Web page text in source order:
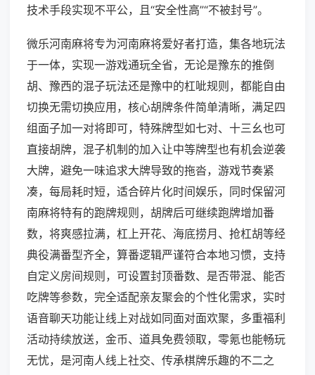
技术手段实现不平公，且“安全性高”“不被封号”。
微乐河南麻将专为河南麻将爱好者打造，集各地玩法
于一体，实现一游戏通玩全省，无论是豫东的推倒
胡、豫西的混子玩法还是豫中的杠呲规则，都能自由
切换无需切换应用，核心胡牌条件简单清晰，满足四
组面子加一对将即可，特殊牌型如七对、十三幺也可
直接胡牌，混子机制的加入让中等牌型也有机会逆袭
大牌，避免一味追求大牌导致的拖沓，游戏节奏紧
凑，每局耗时短，适合碎片化时间娱乐，同时保留河
南麻将特有的跑牌规则，胡牌后可继续跑牌增加番
数，将爽感拉满，杠上开花、海底捞月、抢杠胡等经
典役满番型齐全，算番逻辑严谨符合本地习惯，支持
自定义房间规则，可设置封顶番数、是否带混、能否
吃牌等参数，完全适配亲友聚会的个性化需求，实时
语音聊天功能让线上对战如同面对面欢聚，多重福利
活动持续放送，金币、道具免费领取，零氪也能畅玩
无忧，是河南人线上社交、传承棋牌乐趣的不二之